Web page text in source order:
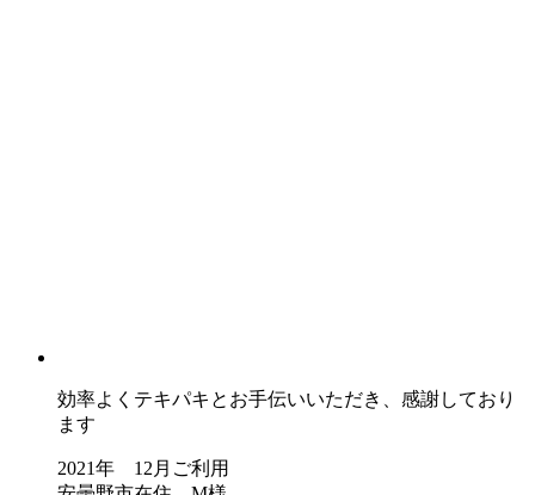
効率よくテキパキとお手伝いいただき、感謝しており
ます
2021年 12月ご利用